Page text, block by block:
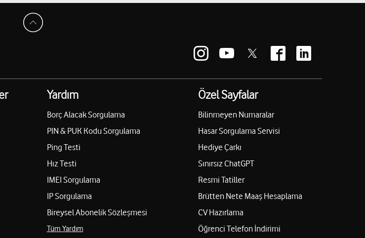
Yardım
Borç Alacak Sorgulama
PIN & PUK Kodu Sorgulama
Ping Testi
Hız Testi
IMEI Sorgulama
IP Sorgulama
Bireysel Abonelik Sözleşmesi
Tüm Yardım
Özel Sayfalar
Bilinmeyen Numaralar
Hasar Sorgulama Servisi
Hediye Çarkı
Sınırsız ChatGPT
Resmi Tatiller
Brütten Nete Maaş Hesaplama
CV Hazırlama
Öğrenci Telefon İndirimi